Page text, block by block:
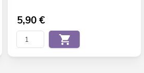
5,90€